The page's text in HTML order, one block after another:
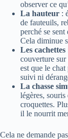
observer ce
La hauteur :
de fauteuils,
perché se
Cela diminue
Les cachettes
couverture
est que le chat
suivi ni
La chasse
légères,
croquettes.
il le nourrit
Cela ne demande